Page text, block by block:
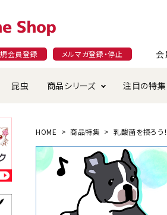
会員登録 メルマガ登録・停止 会
おやつ
ベッド・ハウス・マット
食器・給水器
お手入れ・ケア用品
サークル・ケージ・タワー
防虫用品
昆虫 商品シリーズ
素材そのまま
注目の特集
無添加特集
穀物不使用のグレインフリー
引っ張って遊ぶ
会員特典について
オンラインショップ利用
HOME 商品特集 乳酸菌を摂ろう